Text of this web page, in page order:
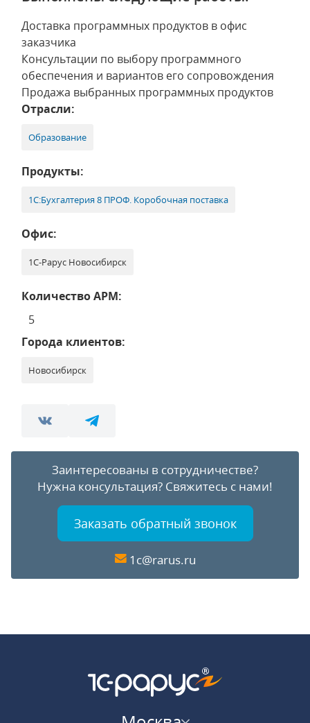
Доставка программных продуктов в офис
заказчика
Консультации по выбору программного
обеспечения и вариантов его сопровождения
Продажа выбранных программных продуктов
Отрасли:
Образование
Продукты:
1С:Бухгалтерия 8 ПРОФ. Коробочная поставка
Офис:
1С-Рарус Новосибирск
Количество АРМ:
5
Города клиентов:
Новосибирск
Заинтересованы в сотрудничестве?
Нужна консультация? Свяжитесь с нами!
Заказать обратный звонок
1c@rarus.ru